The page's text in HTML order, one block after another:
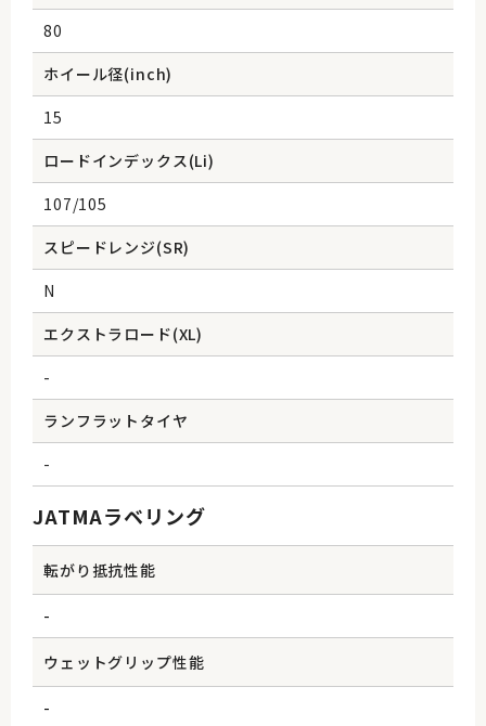
80
ホイール径(inch)
15
ロードインデックス(Li)
107/105
スピードレンジ(SR)
N
エクストラロード(XL)
-
ランフラットタイヤ
-
JATMAラベリング
転がり抵抗性能
-
ウェットグリップ性能
-